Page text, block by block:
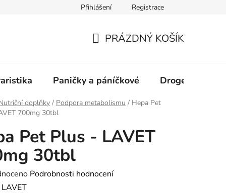
Přihlášení Registrace
KOŠÍK
PRÁZDNÝ KOŠÍK
Paničky a páníčkové Drogerie
doplňky / Podpora metabolismu / Hepa Pet
700mg 30tbl
Pet Plus - LAVET
30tbl
Podrobnosti hodnocení
LAVET